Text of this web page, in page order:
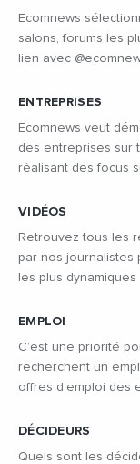
Ecomnews
salons, forums les
lien avec
ENTREPRISES
Ecomnews veut
des entreprises sur
réalisant des focus
VIDÉOS
Retrouvez tous les
par nos journalistes
les plus dynamiques
EMPLOI
C’est une priorité
recherchent un
offres d’emploi des
DÉCIDEURS
Quels sont les